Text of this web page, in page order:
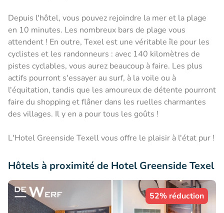
Depuis l'hôtel, vous pouvez rejoindre la mer et la plage
en 10 minutes. Les nombreux bars de plage vous
attendent ! En outre, Texel est une véritable île pour les
cyclistes et les randonneurs : avec 140 kilomètres de
pistes cyclables, vous aurez beaucoup à faire. Les plus
actifs pourront s'essayer au surf, à la voile ou à
l'équitation, tandis que les amoureux de détente pourront
faire du shopping et flâner dans les ruelles charmantes
des villages. Il y en a pour tous les goûts !
L'Hotel Greenside Texell vous offre le plaisir à l'état pur !
Hôtels à proximité de Hotel Greenside Texel
52% réduction